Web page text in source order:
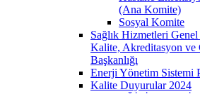
(Ana Komite)
Sosyal Komite
Sağlık Hizmetleri
Kalite, Akreditasyon ve
Başkanlığı
Enerji Yönetim Sistemi
Kalite Duyurular 2024